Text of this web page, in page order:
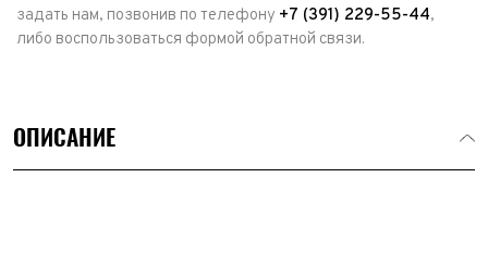
задать нам, позвонив по телефону +7 (391) 229-55-44,
либо воспользоваться формой обратной связи.
ОПИСАНИЕ